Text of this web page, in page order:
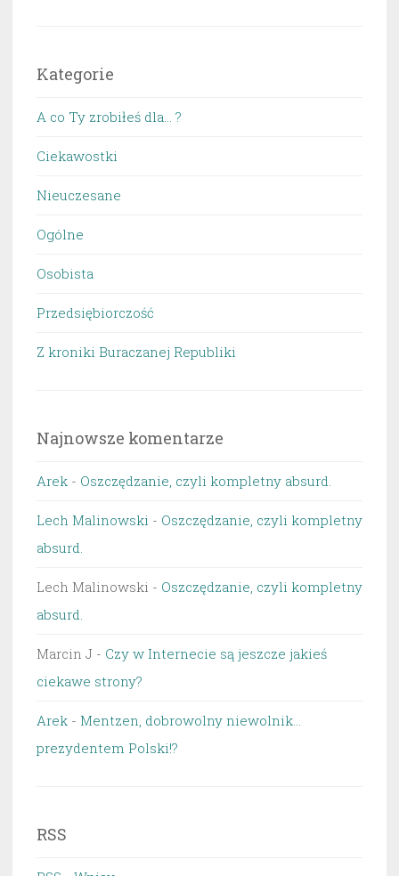
Kategorie
A co Ty zrobiłeś dla… ?
Ciekawostki
Nieuczesane
Ogólne
Osobista
Przedsiębiorczość
Z kroniki Buraczanej Republiki
Najnowsze komentarze
Arek - Oszczędzanie, czyli kompletny absurd.
Lech Malinowski - Oszczędzanie, czyli kompletny
absurd.
Lech Malinowski - Oszczędzanie, czyli kompletny
absurd.
Marcin J - Czy w Internecie są jeszcze jakieś
ciekawe strony?
Arek - Mentzen, dobrowolny niewolnik…
prezydentem Polski!?
RSS